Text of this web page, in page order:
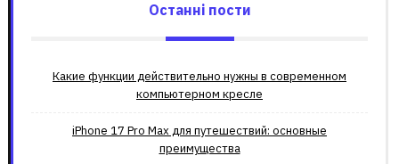
Останні пости
Какие функции действительно нужны в современном
компьютерном кресле
iPhone 17 Pro Max для путешествий: основные
преимущества